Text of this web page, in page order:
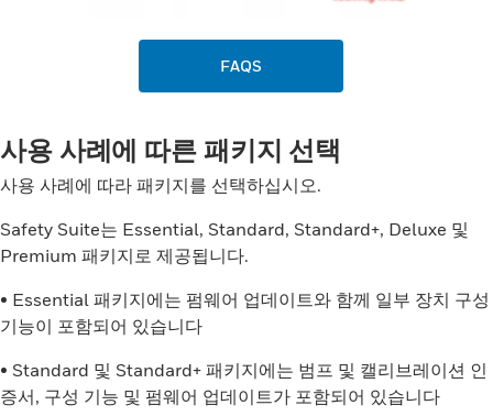
FAQS
사용 사례에 따른 패키지 선택
사용 사례에 따라 패키지를 선택하십시오.
Safety Suite는 Essential, Standard, Standard+, Deluxe 및
Premium 패키지로 제공됩니다.
• Essential 패키지에는 펌웨어 업데이트와 함께 일부 장치 구성
기능이 포함되어 있습니다
• Standard 및 Standard+ 패키지에는 범프 및 캘리브레이션 인
증서, 구성 기능 및 펌웨어 업데이트가 포함되어 있습니다